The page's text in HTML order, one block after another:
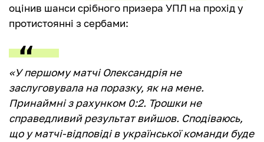
оцінив шанси срібного призера УПЛ на прохід у
протистоянні з сербами:
«У першому матчі Олександрія не
заслуговувала на поразку, як на мене.
Принаймні з рахунком 0:2. Трошки не
справедливий результат вийшов. Сподіваюсь,
що у матчі-відповіді в української команди буде